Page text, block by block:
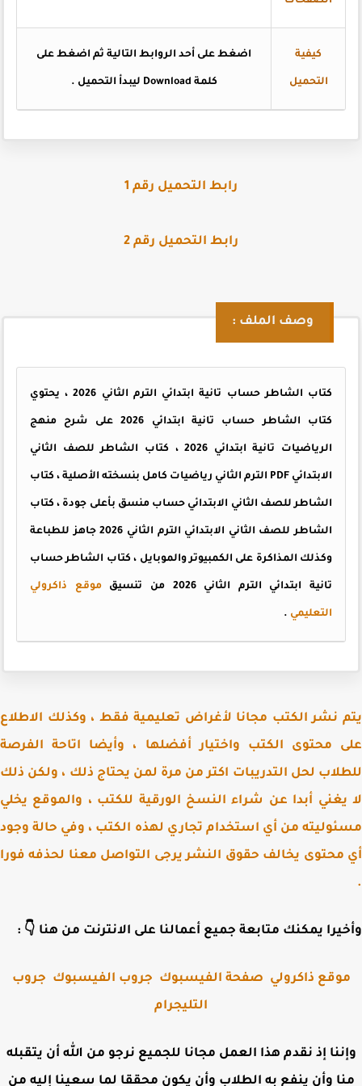
كيفية
التحميل
اضغط على أحد الروابط التالية ثم اضغط على
كلمة Download ليبدأ التحميل .
رابط التحميل رقم 1
رابط التحميل رقم 2
وصف الملف :
كتاب الشاطر حساب تانية ابتدائي الترم الثاني 2026 ، يحتوي
كتاب الشاطر حساب تانية ابتدائي 2026 على شرح منهج
الرياضيات تانية ابتدائي 2026 ، كتاب الشاطر للصف الثاني
الابتدائي PDF الترم الثاني رياضيات كامل بنسخته الأصلية ، كتاب
الشاطر للصف الثاني الابتدائي حساب منسق بأعلى جودة ، كتاب
الشاطر للصف الثاني الابتدائي الترم الثاني 2026 جاهز للطباعة
وكذلك المذاكرة على الكمبيوتر والموبايل ، كتاب الشاطر حساب
تانية ابتدائي الترم الثاني 2026 من تنسيق موقع ذاكرولي
التعليمي.
نشر الكتب مجانا لأغراض تعليمية فقط ، وكذلك الاطلاع
محتوى الكتب واختيار أفضلها ، وأيضا اتاحة الفرصة
لحل التدريبات اكتر من مرة لمن يحتاج ذلك ، ولكن ذلك
يغني أبدا عن شراء النسخ الورقية للكتب ، والموقع يخلي
من أي استخدام تجاري لهذه الكتب ، وفي حالة وجود
محتوى يخالف حقوق النشر يرجى التواصل معنا لحذفه فورا
يمكنك متابعة جميع أعمالنا على الانترنت من هنا 👇 :
ذاكرولي صفحة الفيسبوك جروب الفيسبوك جروب
التليجرام
إذ نقدم هذا العمل مجانا للجميع نرجو من الله أن يتقبله
وأن ينفع به الطلاب وأن يكون محققا لما سعينا إليه من